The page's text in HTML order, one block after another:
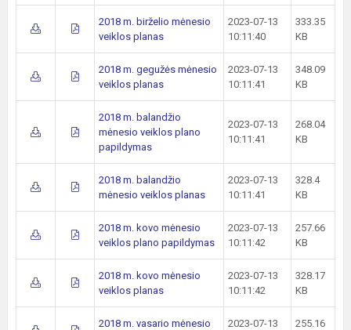
2018 m. birželio mėnesio
veiklos planas
2023-07-13
10:11:40
333.35
KB
2018 m. gegužės mėnesio
veiklos planas
2023-07-13
10:11:41
348.09
KB
2018 m. balandžio
mėnesio veiklos plano
papildymas
2023-07-13
10:11:41
268.04
KB
2018 m. balandžio
mėnesio veiklos planas
2023-07-13
10:11:41
328.4
KB
2018 m. kovo mėnesio
veiklos plano papildymas
2023-07-13
10:11:42
257.66
KB
2018 m. kovo mėnesio
veiklos planas
2023-07-13
10:11:42
328.17
KB
2018 m. vasario mėnesio
2023-07-13
255.16